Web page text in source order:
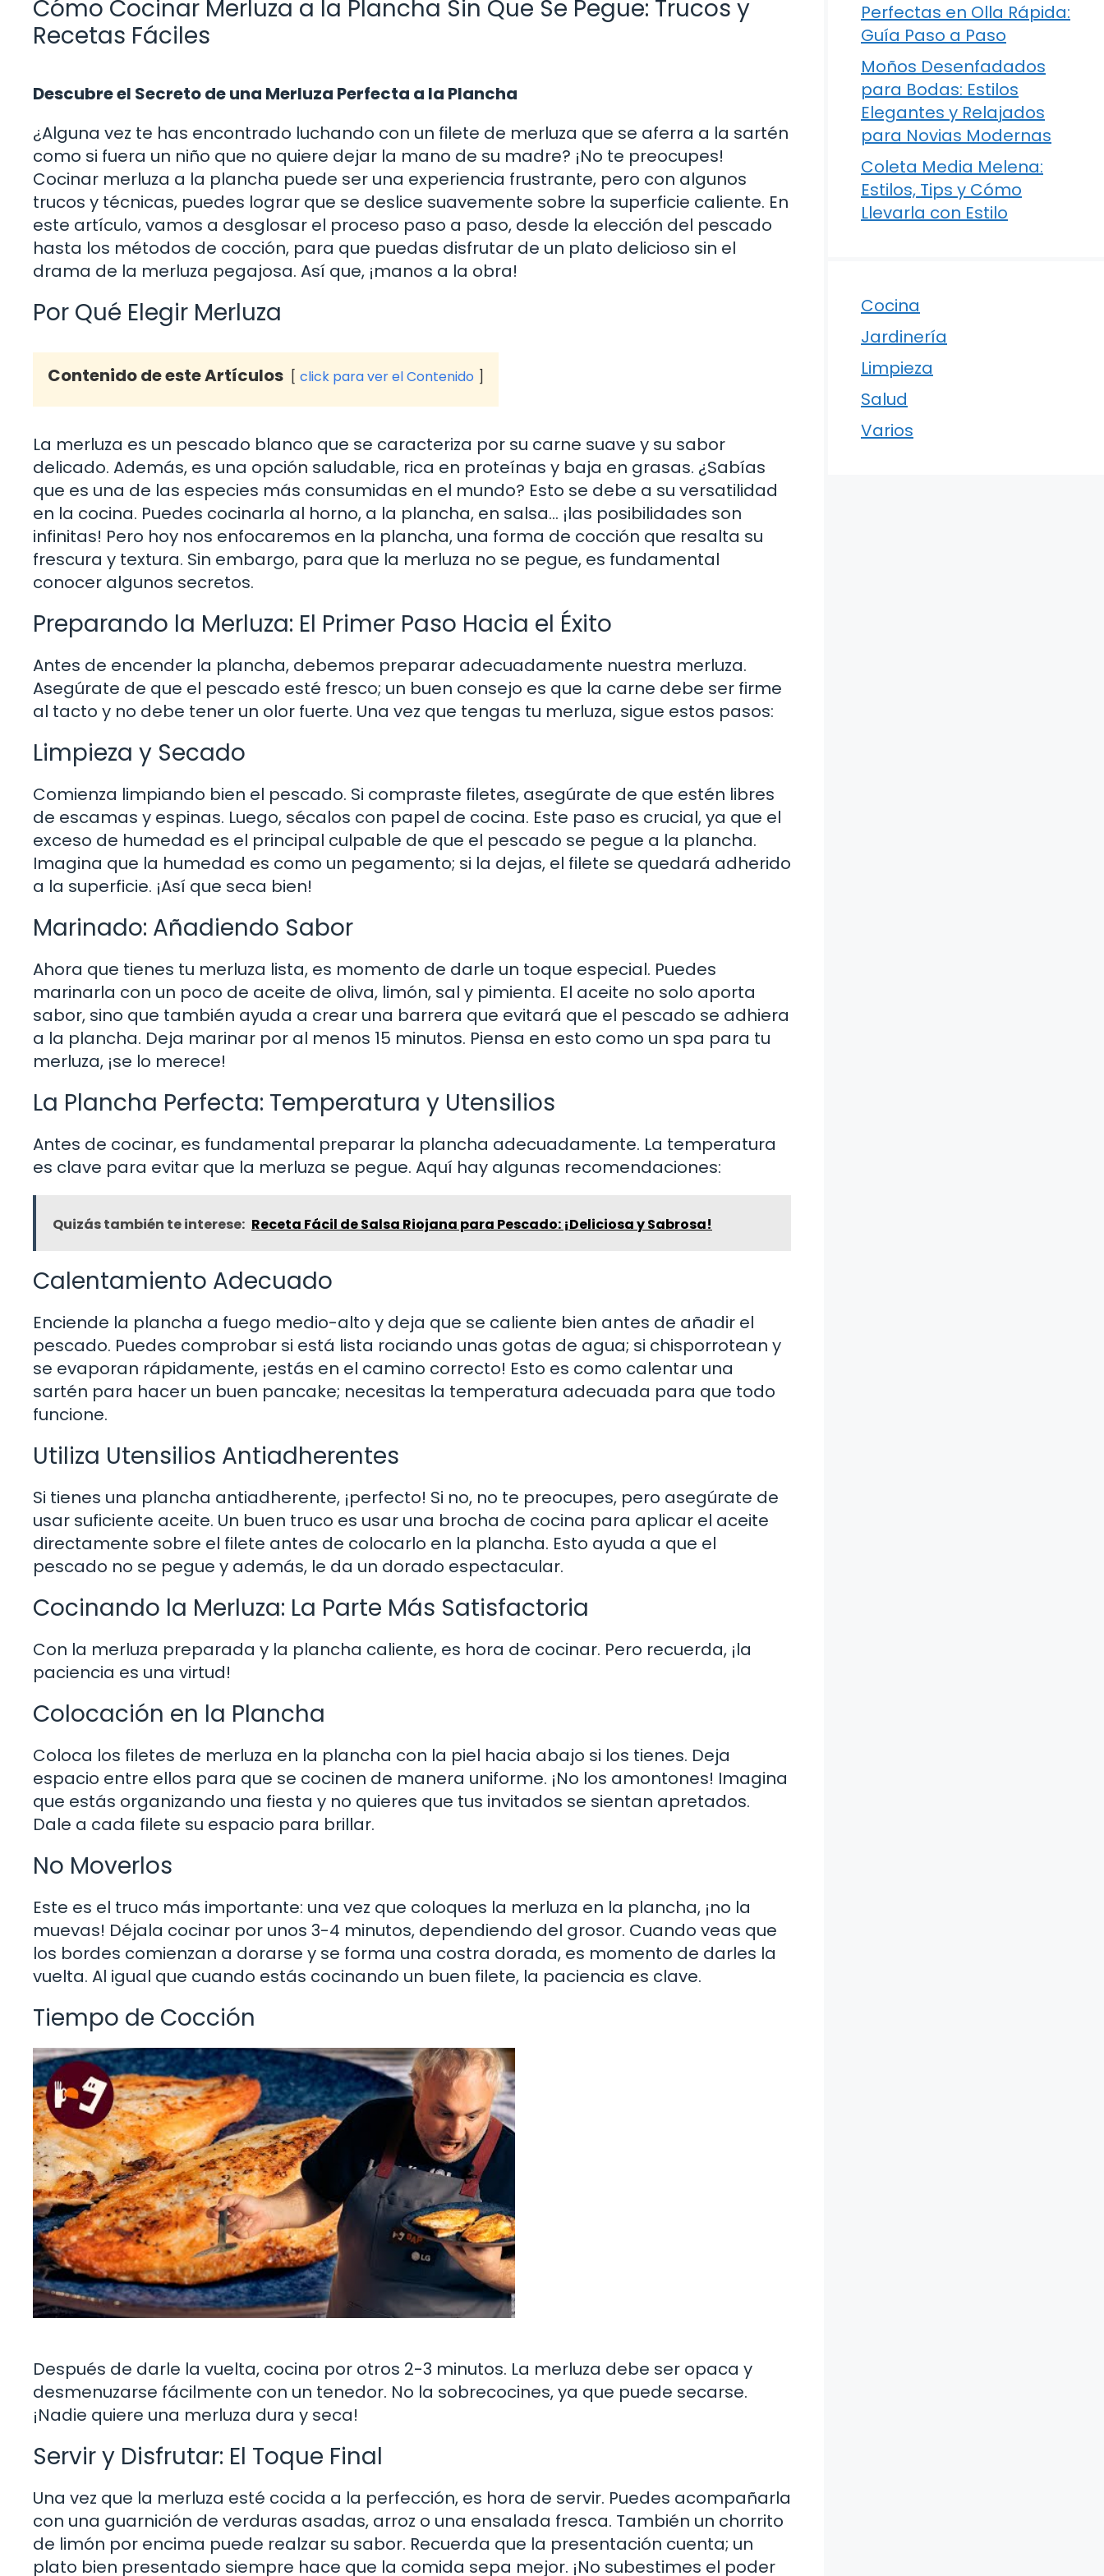
Cómo Cocinar Merluza a la Plancha Sin Que Se Pegue: Trucos y
Recetas Fáciles
Descubre el Secreto de una Merluza Perfecta a la Plancha
¿Alguna vez te has encontrado luchando con un filete de merluza que se aferra a la sartén
como si fuera un niño que no quiere dejar la mano de su madre? ¡No te preocupes!
Cocinar merluza a la plancha puede ser una experiencia frustrante, pero con algunos
trucos y técnicas, puedes lograr que se deslice suavemente sobre la superficie caliente. En
este artículo, vamos a desglosar el proceso paso a paso, desde la elección del pescado
hasta los métodos de cocción, para que puedas disfrutar de un plato delicioso sin el
drama de la merluza pegajosa. Así que, ¡manos a la obra!
Por Qué Elegir Merluza
Contenido de este Artículos click para ver el Contenido
La merluza es un pescado blanco que se caracteriza por su carne suave y su sabor
delicado. Además, es una opción saludable, rica en proteínas y baja en grasas. ¿Sabías
que es una de las especies más consumidas en el mundo? Esto se debe a su versatilidad
en la cocina. Puedes cocinarla al horno, a la plancha, en salsa… ¡las posibilidades son
infinitas! Pero hoy nos enfocaremos en la plancha, una forma de cocción que resalta su
frescura y textura. Sin embargo, para que la merluza no se pegue, es fundamental
conocer algunos secretos.
Preparando la Merluza: El Primer Paso Hacia el Éxito
Antes de encender la plancha, debemos preparar adecuadamente nuestra merluza.
Asegúrate de que el pescado esté fresco; un buen consejo es que la carne debe ser firme
al tacto y no debe tener un olor fuerte. Una vez que tengas tu merluza, sigue estos pasos:
Limpieza y Secado
Comienza limpiando bien el pescado. Si compraste filetes, asegúrate de que estén libres
de escamas y espinas. Luego, sécalos con papel de cocina. Este paso es crucial, ya que el
exceso de humedad es el principal culpable de que el pescado se pegue a la plancha.
Imagina que la humedad es como un pegamento; si la dejas, el filete se quedará adherido
a la superficie. ¡Así que seca bien!
Marinado: Añadiendo Sabor
Ahora que tienes tu merluza lista, es momento de darle un toque especial. Puedes
marinarla con un poco de aceite de oliva, limón, sal y pimienta. El aceite no solo aporta
sabor, sino que también ayuda a crear una barrera que evitará que el pescado se adhiera
a la plancha. Deja marinar por al menos 15 minutos. Piensa en esto como un spa para tu
merluza, ¡se lo merece!
La Plancha Perfecta: Temperatura y Utensilios
Antes de cocinar, es fundamental preparar la plancha adecuadamente. La temperatura
es clave para evitar que la merluza se pegue. Aquí hay algunas recomendaciones:
Quizás también te interese: Receta Fácil de Salsa Riojana para Pescado: ¡Deliciosa y Sabrosa!
Calentamiento Adecuado
Enciende la plancha a fuego medio-alto y deja que se caliente bien antes de añadir el
pescado. Puedes comprobar si está lista rociando unas gotas de agua; si chisporrotean y
se evaporan rápidamente, ¡estás en el camino correcto! Esto es como calentar una
sartén para hacer un buen pancake; necesitas la temperatura adecuada para que todo
funcione.
Utiliza Utensilios Antiadherentes
Si tienes una plancha antiadherente, ¡perfecto! Si no, no te preocupes, pero asegúrate de
usar suficiente aceite. Un buen truco es usar una brocha de cocina para aplicar el aceite
directamente sobre el filete antes de colocarlo en la plancha. Esto ayuda a que el
pescado no se pegue y además, le da un dorado espectacular.
Cocinando la Merluza: La Parte Más Satisfactoria
Con la merluza preparada y la plancha caliente, es hora de cocinar. Pero recuerda, ¡la
paciencia es una virtud!
Colocación en la Plancha
Coloca los filetes de merluza en la plancha con la piel hacia abajo si los tienes. Deja
espacio entre ellos para que se cocinen de manera uniforme. ¡No los amontones! Imagina
que estás organizando una fiesta y no quieres que tus invitados se sientan apretados.
Dale a cada filete su espacio para brillar.
No Moverlos
Este es el truco más importante: una vez que coloques la merluza en la plancha, ¡no la
muevas! Déjala cocinar por unos 3-4 minutos, dependiendo del grosor. Cuando veas que
los bordes comienzan a dorarse y se forma una costra dorada, es momento de darles la
vuelta. Al igual que cuando estás cocinando un buen filete, la paciencia es clave.
Tiempo de Cocción
Después de darle la vuelta, cocina por otros 2-3 minutos. La merluza debe ser opaca y
desmenuzarse fácilmente con un tenedor. No la sobrecocines, ya que puede secarse.
¡Nadie quiere una merluza dura y seca!
Servir y Disfrutar: El Toque Final
Una vez que la merluza esté cocida a la perfección, es hora de servir. Puedes acompañarla
con una guarnición de verduras asadas, arroz o una ensalada fresca. También un chorrito
de limón por encima puede realzar su sabor. Recuerda que la presentación cuenta; un
plato bien presentado siempre hace que la comida sepa mejor. ¡No subestimes el poder
Perfectas en Olla Rápida:
Guía Paso a Paso
Moños Desenfadados
para Bodas: Estilos
Elegantes y Relajados
para Novias Modernas
Coleta Media Melena:
Estilos, Tips y Cómo
Llevarla con Estilo
Cocina
Jardinería
Limpieza
Salud
Varios